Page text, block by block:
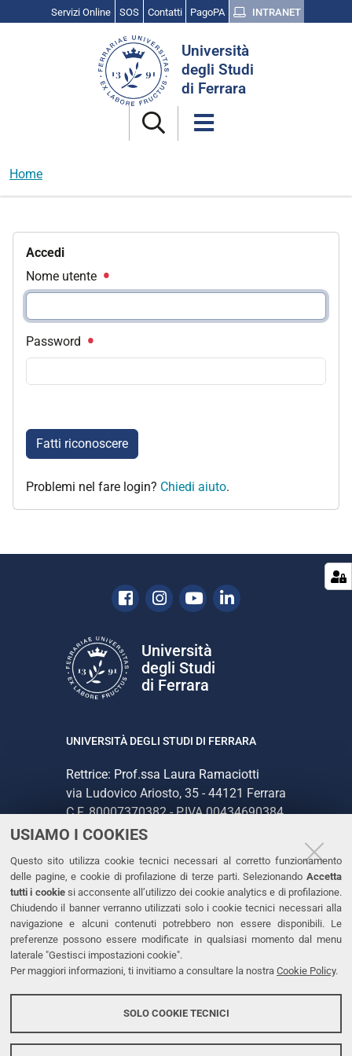
USIAMO I COOKIES
Questo sito utilizza cookie tecnici necessari al corretto funzionamento
delle pagine, e cookie di profilazione di terze parti. Selezionando Accetta
tutti i cookiesi acconsente all’utilizzo dei cookie analytics e di profilazione.
Chiudendo il banner verranno utilizzati solo i cookie tecnici necessari alla
navigazione e alcuni contenuti potrebbero non essere disponibili. Le
preferenze possono essere modificate in qualsiasi momento dal menu
laterale "Gestisci impostazioni cookie".
Per maggiori informazioni, ti invitiamo a consultare la nostra Cookie Policy.
SOLO COOKIE TECNICI
Servizi Online SOS Contatti PagoPA INTRANET
Università
degli Studi
di Ferrara
Home
Accedi
Nome utente
Password
Fatti riconoscere
Problemi nel fare login? Chiedi aiuto.
Facebook
Instagram
YoutubeLinkedin
Università
degli Studi
di Ferrara
UNIVERSITÀ DEGLI STUDI DI FERRARA
Rettrice: Prof.ssa Laura Ramaciotti
via Ludovico Ariosto, 35 - 44121 Ferrara
C.F. 80007370382 - P.IVA 00434690384
CONTATTI
Tel. +39 0532 293111
Fax. +39 0532 293031
PEC
LINKS
Accessibilità
Protezione dati personali